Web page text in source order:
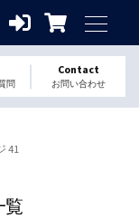
問
Contact
お問い合わせ
41
覧